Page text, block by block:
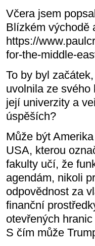
Včera jsem
Blízkém východě
https://
for-the-middle-
To by byl
uvolnila ze
její univerzity a
úspěších?
Může být
USA, kterou
fakulty učí, že
agendám, nikoli
odpovědnost za
finanční
otevřených
S čím může